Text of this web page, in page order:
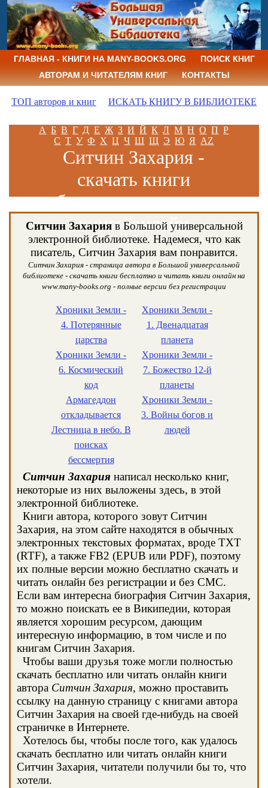
ГЛАВНАЯ - КНИГИ НА MANY-BOOKS.ORG
ПОИСК КНИГ
АВТОРАМ И ЧИТАТЕЛЯМ КНИГ
КОНТАКТЫ
ТОП авторов и книг ИСКАТЬ КНИГУ В БИБЛИОТЕКЕ
А Б В Г Д Е Ж З И Й К Л М Н О П Р
С Т У Ф Х Ц Ч Ш Щ Э Ю Я AZ
Ситчин Захария -
скачать книги
бесплатно и читать
книги онлайн
Ситчин Захарияв Большой универсальной
электронной библиотеке. Надемеся, что как
писатель, Ситчин Захария вам понравится.
Ситчин Захария - страница автора в Большой универсальной
библиотеке - скачать книги бесплатно и читать книги онлайн на
www.many-books.org - полные версии без регистрации
Хроники Земли -
4. Потерянные
царства
Хроники Земли -
6. Космический
код
Армагеддон
откладывается
Лестница в небо. В
поисках
бессмертия
Хроники Земли -
1. Двенадцатая
планета
Хроники Земли -
7. Божество 12-й
планеты
Хроники Земли -
3. Войны богов и
людей
Ситчин Захария написал несколько книг,
некоторые из них выложены здесь, в этой
электронной библиотеке.
Книги автора, которого зовут Ситчин
Захария, на этом сайте находятся в обычных
электронных текстовых форматах, вроде TXT
(RTF), а также FB2 (EPUB или PDF), поэтому
их полные версии можно бесплатно скачать и
читать онлайн без регистрации и без СМС.
Если вам интересна биография Ситчин Захария,
то можно поискать ее в Википедии, которая
является хорошим ресурсом, дающим
интересную информацию, в том числе и по
книгам Ситчин Захария.
Чтобы ваши друзья тоже могли полностью
скачать бесплатно или читать онлайн книги
автора Ситчин Захария, можно проставить
ссылку на данную страницу с книгами автора
Ситчин Захария на своей где-нибудь на своей
страничке в Интернете.
Хотелось бы, чтобы после того, как удалось
скачать бесплатно или читать онлайн книги
Ситчин Захария, читатели получили бы то, что
хотели.